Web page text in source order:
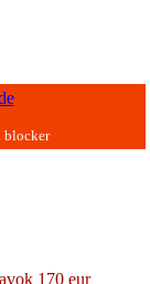
170 eur